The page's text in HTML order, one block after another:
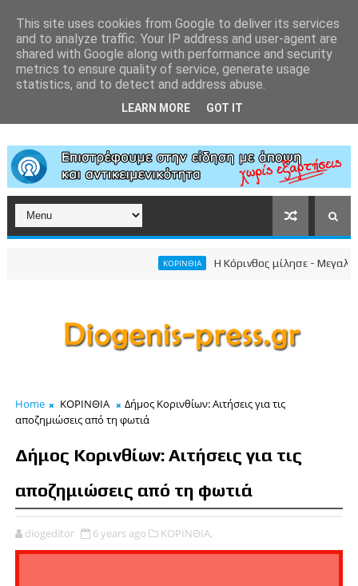
ΚΟΡΙΝΘΙΑ Η Κόρινθος μίλησε -
Home ΚΟΡΙΝΘΙΑ
Δήμος Κορινθίων: Αιτήσεις για τις
αποζημιώσεις από τη φωτιά
Δήμος Κορινθίων: Αιτήσεις για τις
αποζημιώσεις από τη φωτιά
diogeditor 6 years ago ΚΟΡΙΝΘΙΑ,
This site uses cookies from Google to deliver its services
and to analyze traffic. Your IP address and user-agent are
shared with Google along with performance and security
metrics to ensure quality of service, generate usage
statistics, and to detect and address abuse.
LEARN MORE GOT IT